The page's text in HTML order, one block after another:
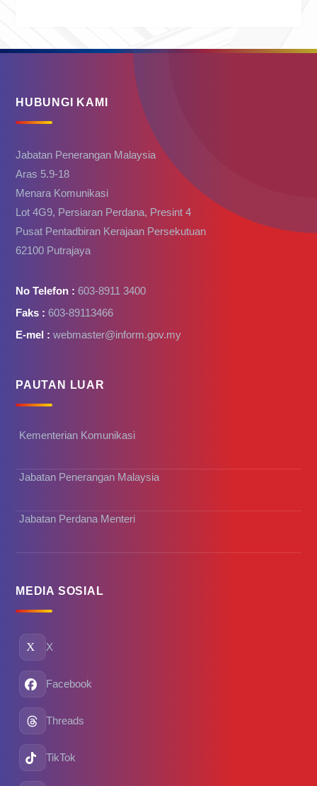
HUBUNGI KAMI
Jabatan Penerangan Malaysia
Aras 5.9-18
Menara Komunikasi
Lot 4G9, Persiaran Perdana, Presint 4
Pusat Pentadbiran Kerajaan Persekutuan
62100 Putrajaya
No Telefon : 603-8911 3400
Faks : 603-89113466
E-mel : webmaster@inform.gov.my
PAUTAN LUAR
Kementerian Komunikasi
Jabatan Penerangan Malaysia
Jabatan Perdana Menteri
MEDIA SOSIAL
X
Facebook
Threads
TikTok